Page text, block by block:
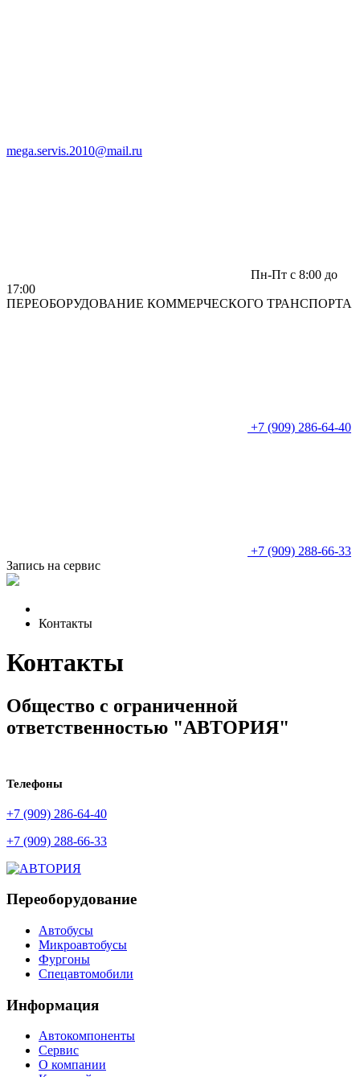
mega.servis.2010@mail.ru
Пн-Пт c 8:00 до
17:00
ПЕРЕОБОРУДОВАНИЕ КОММЕРЧЕСКОГО ТРАНСПОРТА
+7 (909) 286-64-40
+7 (909) 288-66-33
Запись на сервис
Контакты
Контакты
Общество с ограниченной
ответственностью "АВТОРИЯ"
Телефоны
+7 (909) 286-64-40
+7 (909) 288-66-33
Переоборудование
Автобусы
Микроавтобусы
Фургоны
Спецавтомобили
Информация
Автокомпоненты
Сервис
О компании